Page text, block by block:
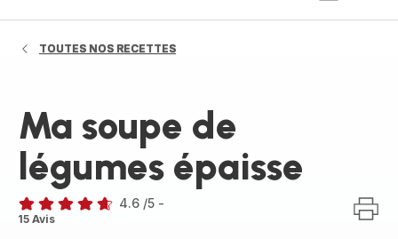
TOUTES NOS RECETTES
Ma soupe de
légumes épaisse
ratings.4.6
4.6 /5 -
15 Avis